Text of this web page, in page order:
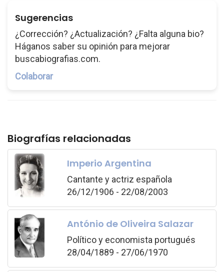
Sugerencias
¿Corrección? ¿Actualización? ¿Falta alguna bio?
Háganos saber su opinión para mejorar
buscabiografias.com.
Colaborar
Biografías relacionadas
Imperio Argentina
Cantante y actriz española
26/12/1906 - 22/08/2003
António de Oliveira Salazar
Político y economista portugués
28/04/1889 - 27/06/1970